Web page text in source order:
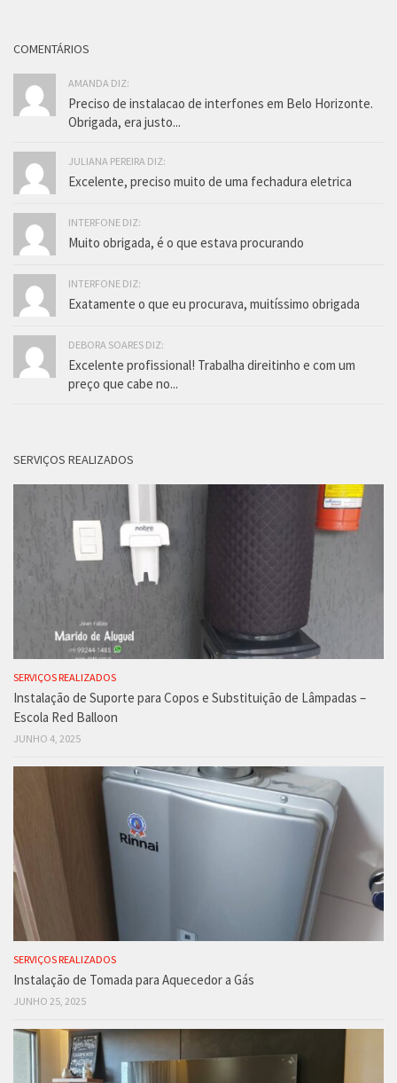
COMENTÁRIOS
AMANDA DIZ:
Preciso de instalacao de interfones em Belo Horizonte.
Obrigada, era justo...
JULIANA PEREIRA DIZ:
Excelente, preciso muito de uma fechadura eletrica
INTERFONE DIZ:
Muito obrigada, é o que estava procurando
INTERFONE DIZ:
Exatamente o que eu procurava, muitíssimo obrigada
DEBORA SOARES DIZ:
Excelente profissional! Trabalha direitinho e com um
preço que cabe no...
SERVIÇOS REALIZADOS
SERVIÇOS REALIZADOS
Instalação de Suporte para Copos e Substituição de Lâmpadas –
Escola Red Balloon
JUNHO 4, 2025
SERVIÇOS REALIZADOS
Instalação de Tomada para Aquecedor a Gás
JUNHO 25, 2025